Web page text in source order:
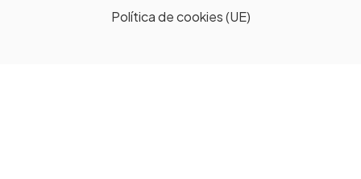
Política de cookies (UE)